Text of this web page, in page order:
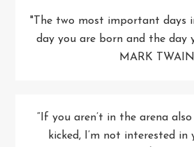
"The two most important days
day you are born and the day
MARK TWAIN
“If you aren’t in the arena
kicked, I’m not interested in